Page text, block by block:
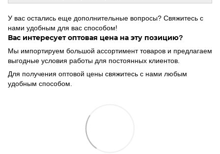
У вас остались еще дополнительные вопросы? Свяжитесь с
нами удобным для вас способом!
Вас интересует оптовая цена на эту позицию?
Мы импортируем большой ассортимент товаров и предлагаем
выгодные условия работы для постоянных клиентов.
Для получения оптовой цены свяжитесь с нами любым
удобным способом.